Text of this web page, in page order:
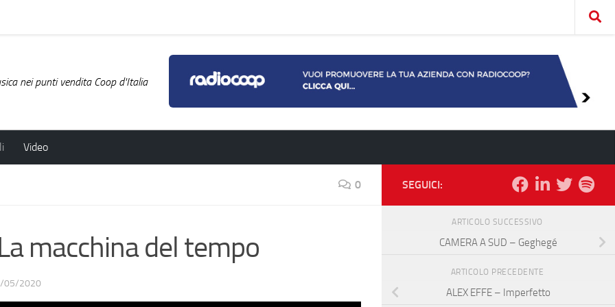
nei punti vendita Coop d'Italia
Video
0
macchina del tempo
05/2020
SEGUICI:
ARTICOLO SUCCESSIVO
CAMERA A SUD – Geghegé
ARTICOLO PRECEDENTE
ALEX EFFE – Imperfetto